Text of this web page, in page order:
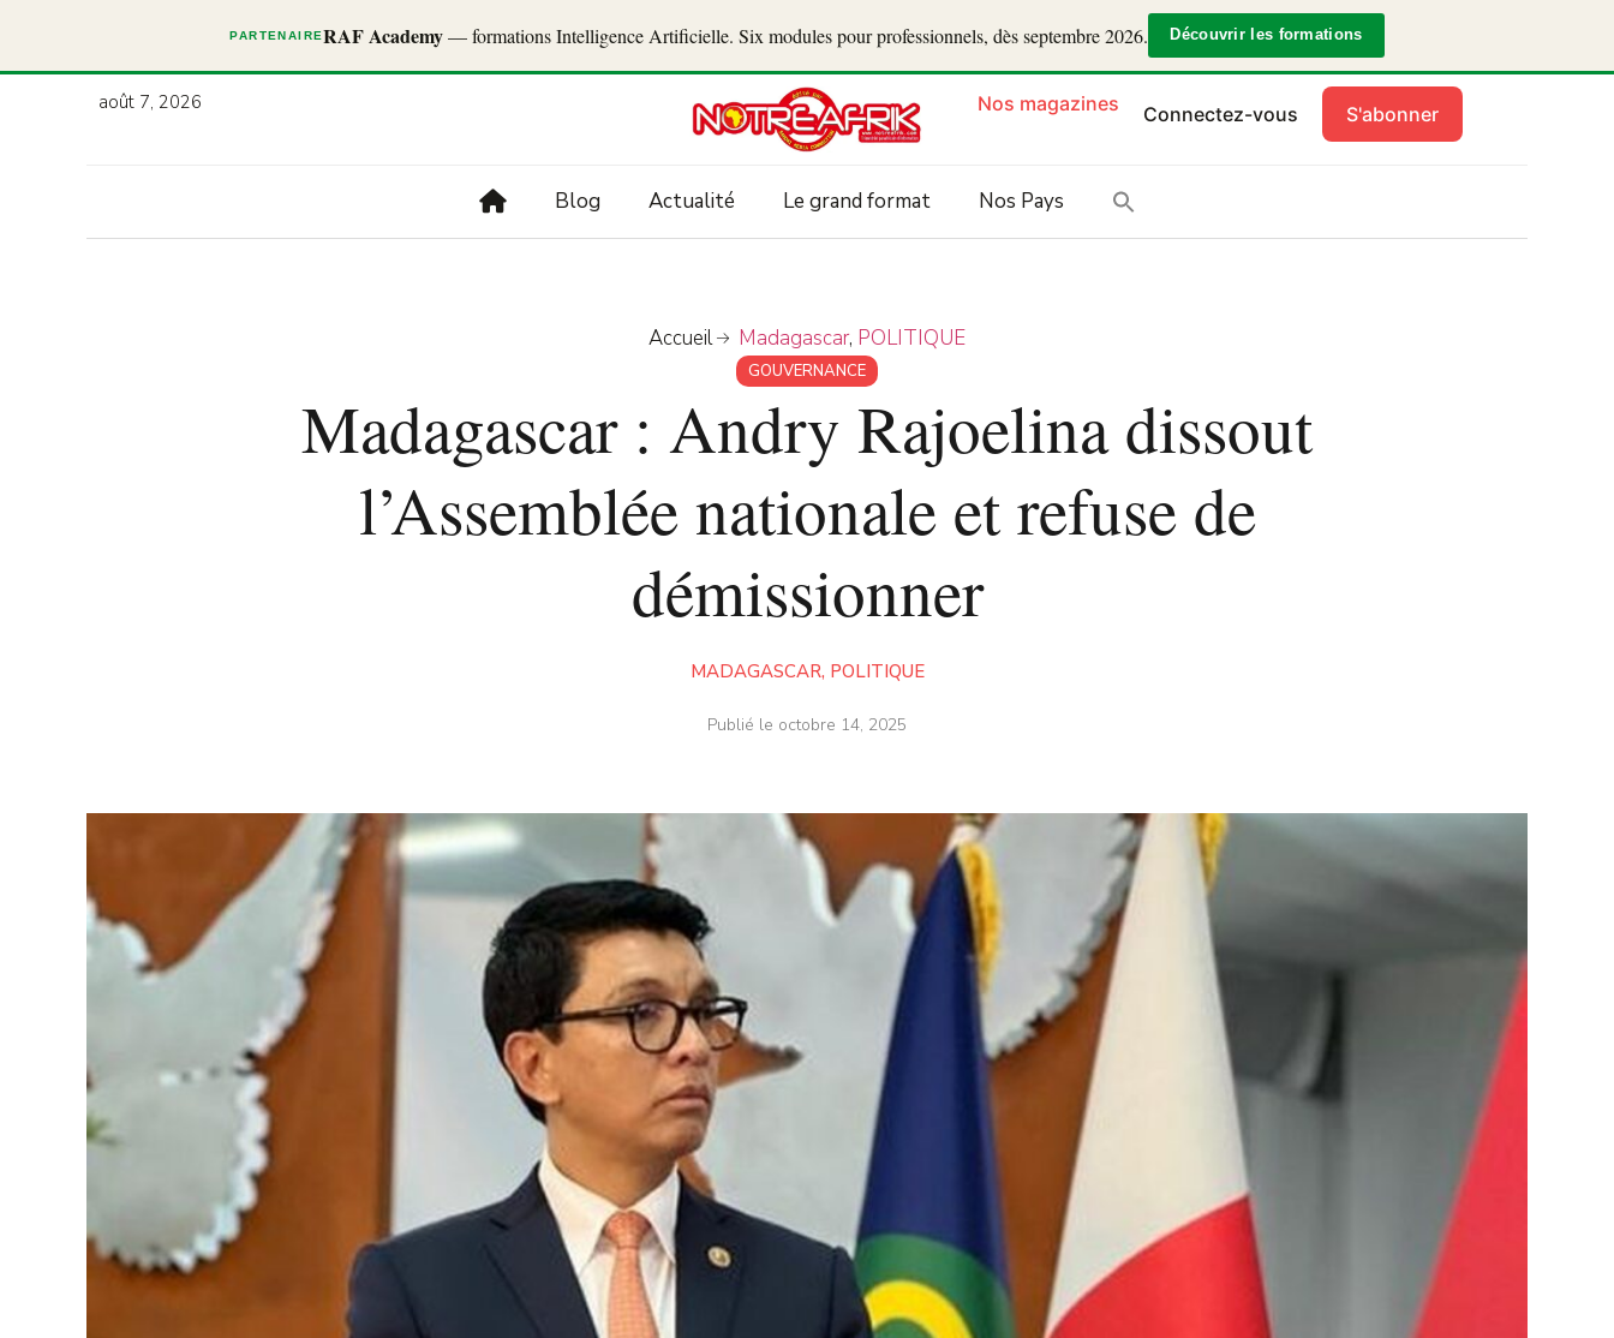
PARTENAIRERAF Academy— formations Intelligence Artificielle. Six modules pour professionnels, dès septembre 2026. Découvrir les formations
août 7, 2026 Nos magazines Connectez-vous S'abonner
Blog Actualité Le grand format Nos Pays
Accueil Madagascar, POLITIQUE
GOUVERNANCE
Madagascar : Andry Rajoelina dissout
l’Assemblée nationale et refuse de
démissionner
MADAGASCAR, POLITIQUE
Publié le octobre 14, 2025